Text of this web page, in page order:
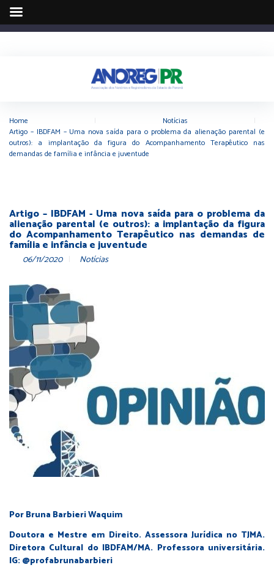
Home Notícias
Artigo – IBDFAM – Uma nova saída para o problema da alienação parental (e
outros): a implantação da figura do Acompanhamento Terapêutico nas
demandas de família e infância e juventude
Artigo – IBDFAM - Uma nova saída para o problema da
alienação parental (e outros): a implantação da figura
do Acompanhamento Terapêutico nas demandas de
família e infância e juventude
06/11/2020 Notícias
Por Bruna Barbieri Waquim
Doutora e Mestre em Direito. Assessora Jurídica no TJMA.
Diretora Cultural do IBDFAM/MA. Professora universitária.
IG: @profabrunabarbieri